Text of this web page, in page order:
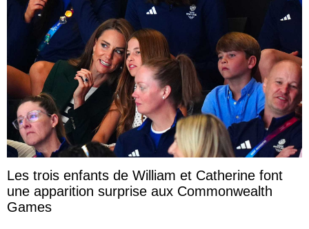
Les trois enfants de William et Catherine font
une apparition surprise aux Commonwealth
Games